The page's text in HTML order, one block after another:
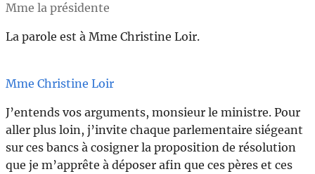
Mme la présidente
La parole est à Mme Christine Loir.
Mme Christine Loir
J’entends vos arguments, monsieur le ministre. Pour
aller plus loin, j’invite chaque parlementaire siégeant
sur ces bancs à cosigner la proposition de résolution
que je m’apprête à déposer afin que ces pères et ces